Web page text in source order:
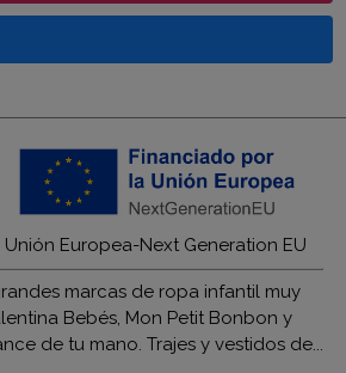
Europea-Next Generation EU
marcas de ropa infantil muy
Bebés, Mon Petit Bonbon y
de tu mano. Trajes y vestidos de...